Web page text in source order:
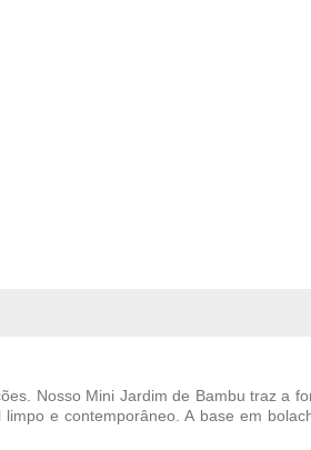
Nosso Mini Jardim de Bambu traz a
e contemporâneo. A base em